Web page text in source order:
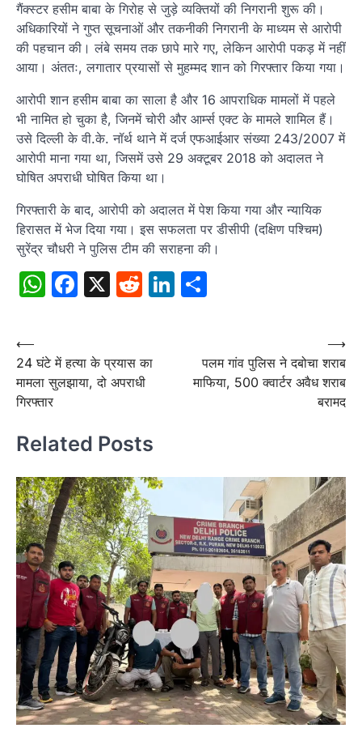
गैंक्स्टर हसीम बाबा के गिरोह से जुड़े व्यक्तियों की निगरानी शुरू की।
अधिकारियों ने गुप्त सूचनाओं और तकनीकी निगरानी के माध्यम से आरोपी
की पहचान की। लंबे समय तक छापे मारे गए, लेकिन आरोपी पकड़ में नहीं
आया। अंततः, लगातार प्रयासों से मुहम्मद शान को गिरफ्तार किया गया।
आरोपी शान हसीम बाबा का साला है और 16 आपराधिक मामलों में पहले
भी नामित हो चुका है, जिनमें चोरी और आर्म्स एक्ट के मामले शामिल हैं।
उसे दिल्ली के वी.के. नॉर्थ थाने में दर्ज एफआईआर संख्या 243/2007 में
आरोपी माना गया था, जिसमें उसे 29 अक्टूबर 2018 को अदालत ने
घोषित अपराधी घोषित किया था।
गिरफ्तारी के बाद, आरोपी को अदालत में पेश किया गया और न्यायिक
हिरासत में भेज दिया गया। इस सफलता पर डीसीपी (दक्षिण पश्चिम)
सुरेंद्र चौधरी ने पुलिस टीम की सराहना की।
WhatsApp
Facebook
X RedditLinkedIn
Post
navigation
⟵
24 घंटे में हत्या के प्रयास का
मामला सुलझाया, दो अपराधी
गिरफ्तार
पलम गांव पुलिस ने दबोचा शराब
माफिया, 500 क्वार्टर अवैध शराब
बरामद
⟶
Related Posts